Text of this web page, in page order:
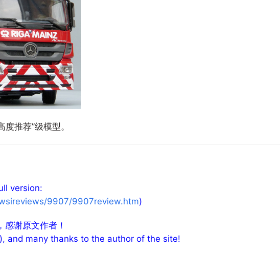
推荐”级模型。
version:
9907/9907review.htm)
感谢原文作者！
and many thanks to the author of the site!